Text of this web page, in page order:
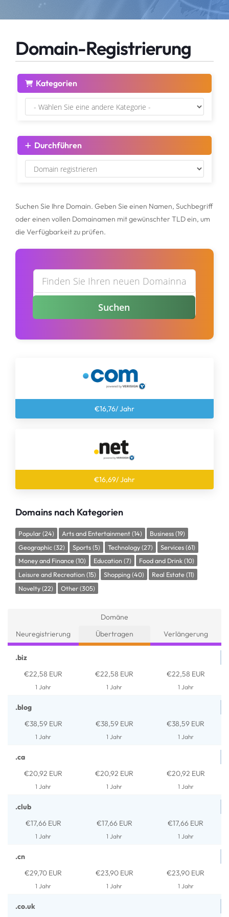
Plesk - Lizenzen
3CX - Lizenzen
WHMCS - Lizenzen
Webradiotools
Server
Konto
Einloggen
Registrieren
Passwort vergessen?
Domain-Registrierung
Kategorien
Durchführen
Suchen Sie Ihre Domain. Geben Sie einen Namen, Suchbegriff
oder einen vollen Domainamen mit gewünschter TLD ein, um
die Verfügbarkeit zu prüfen.
Suchen
€16,76/ Jahr
€16,69/ Jahr
Domains nach Kategorien
Popular (24) Arts and Entertainment (14)
Business (19)
Geographic (32)
Sports (5) Technology (27)
Services (61)
Money and Finance (10)
Education (7)
Food and Drink (10)
Leisure and Recreation (15)
Shopping (40)
Real Estate (11)
Novelty (22)
Other (305)
Domäne
Neuregistrierung
Übertragen Verlängerung
.biz
€22,58 EUR
1 Jahr
€22,58 EUR
1 Jahr
€22,58 EUR
1 Jahr
.blog
€38,59 EUR
1 Jahr
€38,59 EUR
1 Jahr
€38,59 EUR
1 Jahr
.ca
€20,92 EUR
1 Jahr
€20,92 EUR
1 Jahr
€20,92 EUR
1 Jahr
.club
€17,66 EUR
1 Jahr
€17,66 EUR
1 Jahr
€17,66 EUR
1 Jahr
.cn
€29,70 EUR
1 Jahr
€23,90 EUR
1 Jahr
€23,90 EUR
1 Jahr
.co.uk